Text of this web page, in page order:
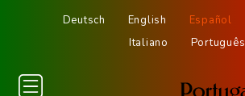
Deutsch English Español
Italiano
Português